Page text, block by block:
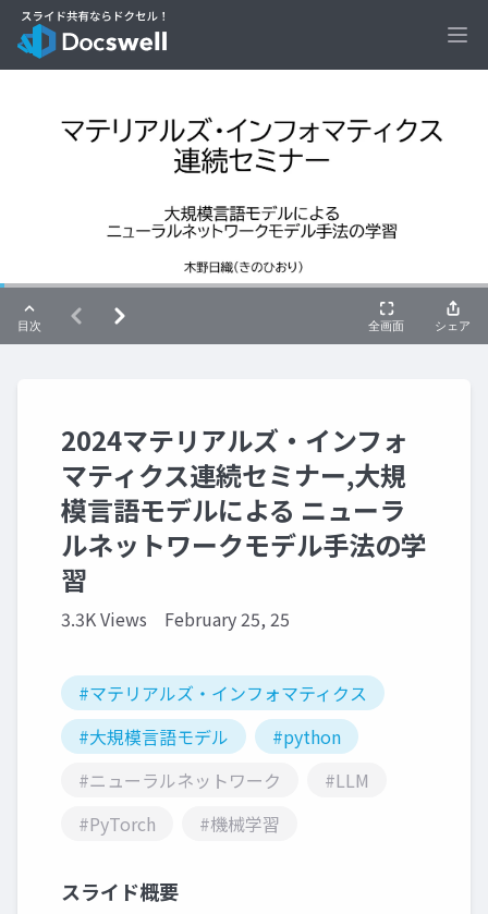
2024マテリアルズ・インフォ
マティクス連続セミナー,大規
模言語モデルによる ニューラ
ルネットワークモデル手法の学
習
3.3K Views February 25, 25
#マテリアルズ・インフォマティクス
#大規模言語モデル
#python
#ニューラルネットワーク
#LLM
#PyTorch
#機械学習
スライド概要